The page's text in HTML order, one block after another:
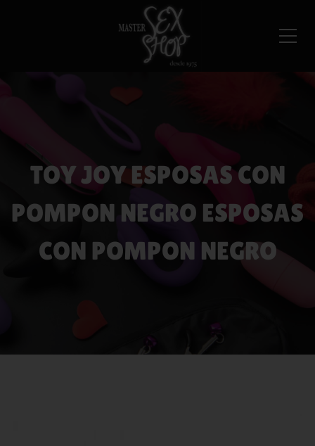
TOY JOY ESPOSAS CON
POMPON NEGRO ESPOSAS
CON POMPON NEGRO